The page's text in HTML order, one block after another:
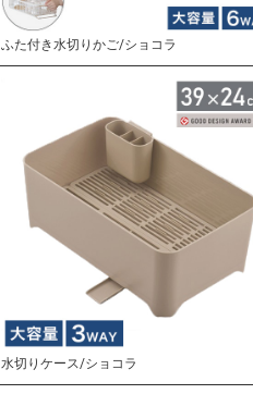
ふた付き水切りかご/ショコラ
水切りケース/ショコラ